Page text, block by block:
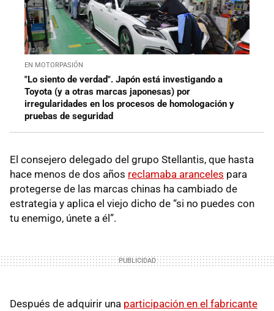
EN MOTORPASIÓN
"Lo siento de verdad". Japón está investigando a
Toyota (y a otras marcas japonesas) por
irregularidades en los procesos de homologación y
pruebas de seguridad
El consejero delegado del grupo Stellantis, que hasta
hace menos de dos años reclamaba aranceles para
protegerse de las marcas chinas ha cambiado de
estrategia y aplica el viejo dicho de “si no puedes con
tu enemigo, únete a él”.
Después de adquirir una participación en el fabricante